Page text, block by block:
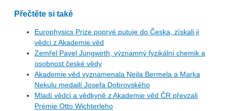
Přečtěte si také
Europhysics Prize poprvé putuje do Česka, získali ji
vědci z Akademie věd
Zemřel Pavel Jungwirth, významný fyzikální chemik a
osobnost české vědy
Akademie věd vyznamenala Neila Bermela a Marka
Nekulu medailí Josefa Dobrovského
Mladí vědci a vědkyně z Akademie věd ČR převzali
Prémie Otto Wichterleho